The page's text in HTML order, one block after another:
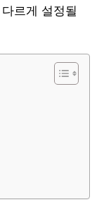
르게 설정될